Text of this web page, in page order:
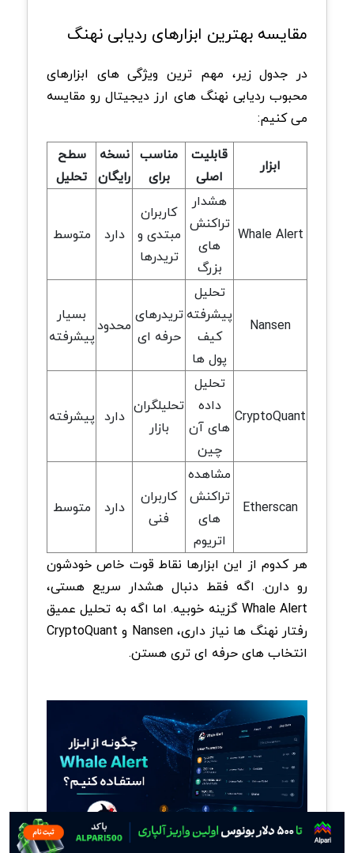
مقایسه بهترین ابزارهای ردیابی نهنگ
در جدول زیر، مهم ترین ویژگی های ابزارهای
محبوب ردیابی نهنگ های ارز دیجیتال رو مقایسه
می کنیم:
ابزار
قابلیت
اصلی
مناسب
برای
نسخه
رایگان
سطح
تحلیل
Whale Alert
هشدار
تراکنش
های
بزرگ
کاربران
مبتدی و
تریدرها
دارد متوسط
Nansen
تحلیل
پیشرفته
کیف
پول ها
تریدرهای
حرفه ای محدود بسیار
پیشرفته
CryptoQuant
تحلیل
داده
های آن
چین
تحلیلگران
بازار
دارد پیشرفته
Etherscan
مشاهده
تراکنش
های
اتریوم
کاربران
فنی
دارد متوسط
هر کدوم از این ابزارها نقاط قوت خاص خودشون
رو دارن. اگه فقط دنبال هشدار سریع هستی،
Whale Alert گزینه خوبیه. اما اگه به تحلیل عمیق
رفتار نهنگ ها نیاز داری، Nansen و CryptoQuant
انتخاب های حرفه ای تری هستن.